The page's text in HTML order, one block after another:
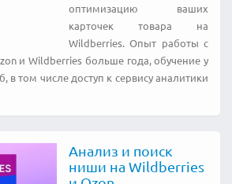
оптимизацию ваших
карточек товара на
Wildberries. Опыт работы с
и Wildberries больше года, обучение у
в том числе доступ к сервису аналитики
Анализ и поиск
ниши на Wildberries